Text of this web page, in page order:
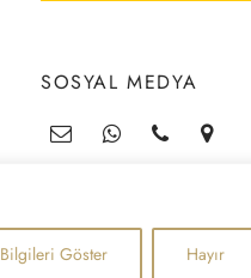
Bilgileri Göster Hayır
SOSYAL MEDYA
©2026 ELSAN